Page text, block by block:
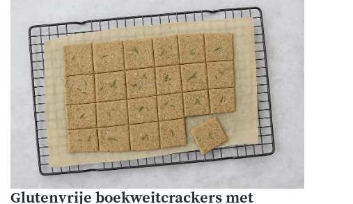
Glutenvrije boekweitcrackers met